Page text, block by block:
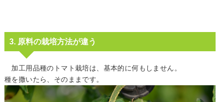
3. 原料の栽培方法が違う
加工用品種のトマト栽培は、基本的に何もしません。
種を撒いたら、そのままです。